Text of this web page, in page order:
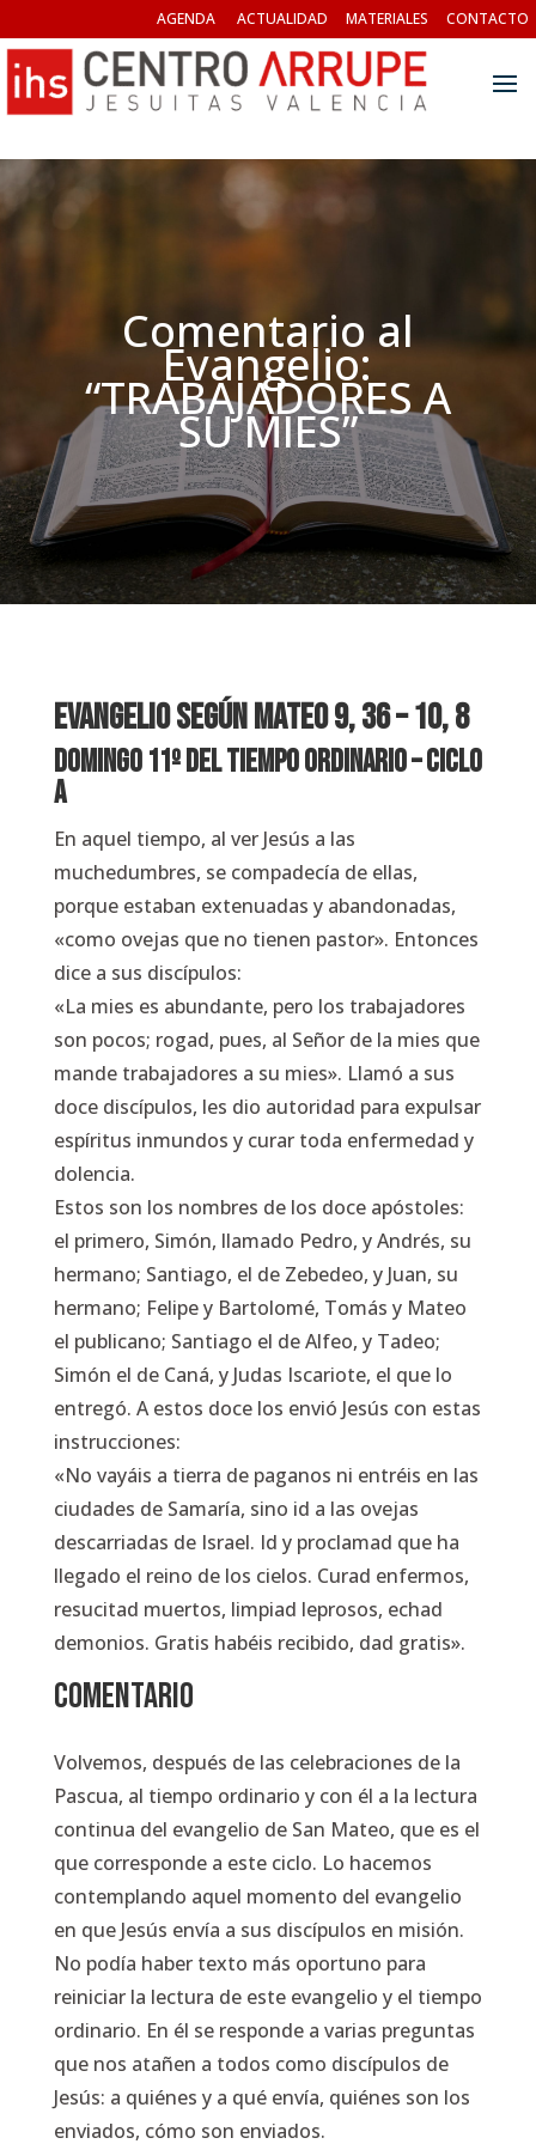
AGENDA ACTUALIDAD MATERIALES CONTACTO
Comentario al
Evangelio:
“TRABAJADORES A
SU MIES”
EVANGELIO Según Mateo 9, 36 – 10, 8
Domingo 11º del Tiempo Ordinario – Ciclo
A
En aquel tiempo, al ver Jesús a las
muchedumbres, se compadecía de ellas,
porque estaban extenuadas y abandonadas,
«como ovejas que no tienen pastor». Entonces
dice a sus discípulos:
«La mies es abundante, pero los trabajadores
son pocos; rogad, pues, al Señor de la mies que
mande trabajadores a su mies». Llamó a sus
doce discípulos, les dio autoridad para expulsar
espíritus inmundos y curar toda enfermedad y
dolencia.
Estos son los nombres de los doce apóstoles:
el primero, Simón, llamado Pedro, y Andrés, su
hermano; Santiago, el de Zebedeo, y Juan, su
hermano; Felipe y Bartolomé, Tomás y Mateo
el publicano; Santiago el de Alfeo, y Tadeo;
Simón el de Caná, y Judas Iscariote, el que lo
entregó. A estos doce los envió Jesús con estas
instrucciones:
«No vayáis a tierra de paganos ni entréis en las
ciudades de Samaría, sino id a las ovejas
descarriadas de Israel. Id y proclamad que ha
llegado el reino de los cielos. Curad enfermos,
resucitad muertos, limpiad leprosos, echad
demonios. Gratis habéis recibido, dad gratis».
COMENTARIO
Volvemos, después de las celebraciones de la
Pascua, al tiempo ordinario y con él a la lectura
continua del evangelio de San Mateo, que es el
que corresponde a este ciclo. Lo hacemos
contemplando aquel momento del evangelio
en que Jesús envía a sus discípulos en misión.
No podía haber texto más oportuno para
reiniciar la lectura de este evangelio y el tiempo
ordinario. En él se responde a varias preguntas
que nos atañen a todos como discípulos de
Jesús: a quiénes y a qué envía, quiénes son los
enviados, cómo son enviados.